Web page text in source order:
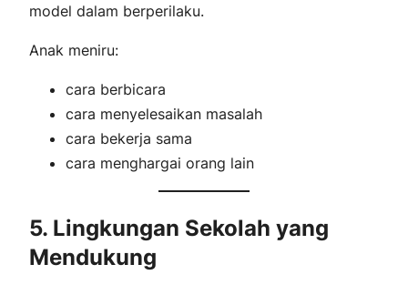
model dalam berperilaku.
Anak meniru:
cara berbicara
cara menyelesaikan masalah
cara bekerja sama
cara menghargai orang lain
5. Lingkungan Sekolah yang
Mendukung